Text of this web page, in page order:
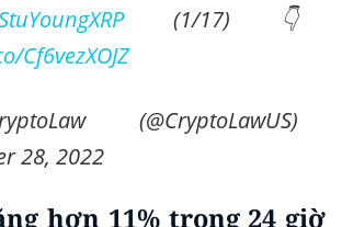
(1/17) 👇
Cf6vezXOJZ
(@CryptoLawUS)
28, 2022
hơn 11% trong 24 giờ